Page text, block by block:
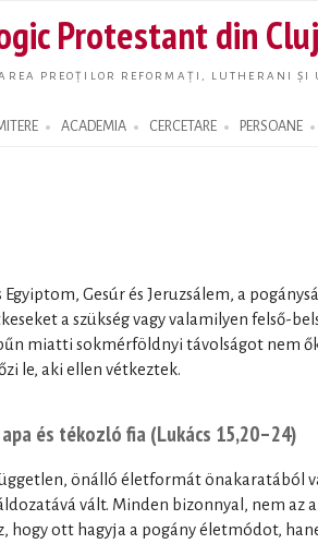
main
content
Protestant din
PREOȚILOR REFORMAȚI, LUTHERANI
ACADEMIA CERCETARE PERSOANE
Egyiptom, Gesúr és Jeruzsálem, a
a szükség vagy valamilyen felső-
miatti sokmérföldnyi távolságot nem
le, aki ellen vétkeztek.
és tékozló fia (Lukács 15,20–24)
önálló életformát önakaratából
vált. Minden bizonnyal, nem az
hogy ott hagyja a pogány életmódot,